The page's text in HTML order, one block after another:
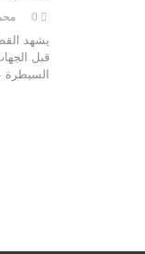
يشهد
قبل
السيطرة